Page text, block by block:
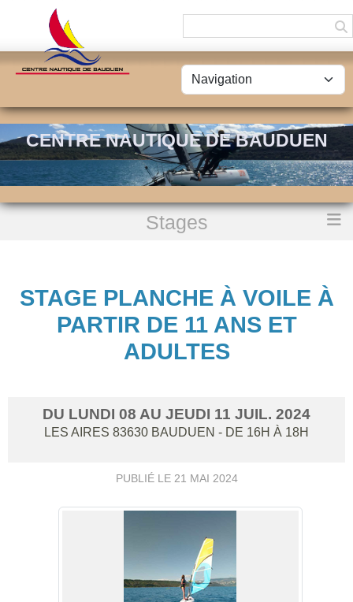
CENTRE NAUTIQUE DE BAUDUEN
Stages
Stage Planche à Voile à partir de 11 ans et adultes
STAGE PLANCHE À VOILE À
PARTIR DE 11 ANS ET
ADULTES
DU LUNDI 08 AU JEUDI 11 JUIL. 2024
LES AIRES 83630 BAUDUEN - DE 16H À 18H
PUBLIÉ LE 21 MAI 2024
Panneau de gestion des cookies